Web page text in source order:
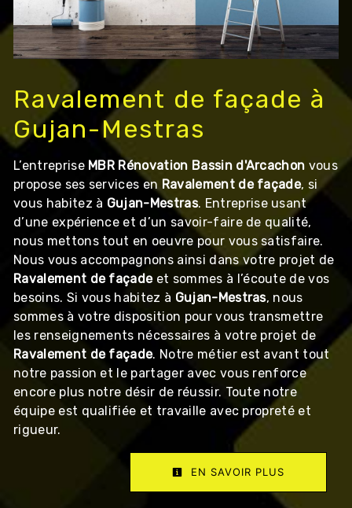
Ravalement de façade à
Gujan-Mestras
L’entreprise MBR Rénovation Bassin d'Arcachon vous
propose ses services en Ravalement de façade, si
vous habitez à Gujan-Mestras. Entreprise usant
d’une expérience et d’un savoir-faire de qualité,
nous mettons tout en oeuvre pour vous satisfaire.
Nous vous accompagnons ainsi dans votre projet de
Ravalement de façadeet sommes à l’écoute de vos
besoins. Si vous habitez à Gujan-Mestras, nous
sommes à votre disposition pour vous transmettre
les renseignements nécessaires à votre projet de
Ravalement de façade. Notre métier est avant tout
notre passion et le partager avec vous renforce
encore plus notre désir de réussir. Toute notre
équipe est qualifiée et travaille avec propreté et
rigueur.
EN SAVOIR PLUS